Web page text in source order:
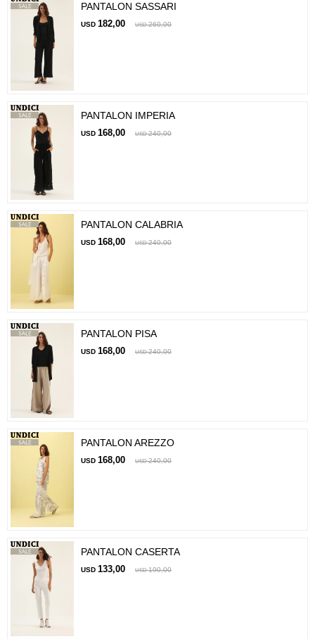
PANTALON SASSARI
USD 182,00 USD 260,00
PANTALON IMPERIA
USD 168,00 USD 240,00
PANTALON CALABRIA
USD 168,00 USD 240,00
PANTALON PISA
USD 168,00 USD 240,00
PANTALON AREZZO
USD 168,00 USD 240,00
PANTALON CASERTA
USD 133,00 USD 190,00